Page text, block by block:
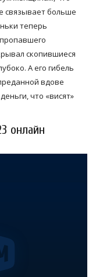
связывает больше
теперь
скопившиеся
А его гибель
вдове
что «висят»
онлайн